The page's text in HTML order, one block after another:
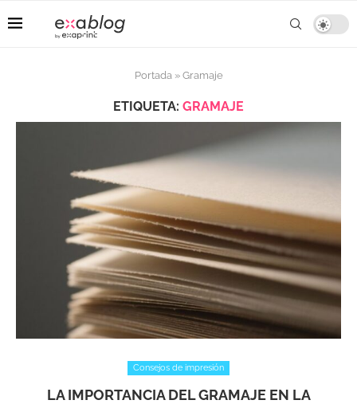
Portada» Gramaje
ETIQUETA: GRAMAJE
Consejos de impresión
LA IMPORTANCIA DEL GRAMAJE EN LA